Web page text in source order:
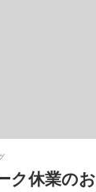
ク休業のお